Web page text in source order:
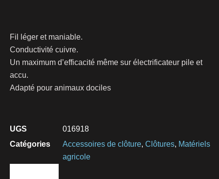
Fil léger et maniable.
Conductivité cuivre.
Un maximum d’efficacité même sur électrificateur pile et
accu.
Adapté pour animaux dociles
UGS
016918
Catégories
Accessoires de clôture Clôtures Matériels
agricole